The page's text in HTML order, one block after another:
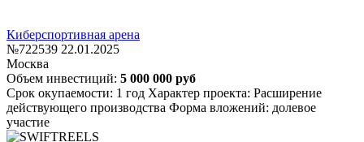
Киберспортивная арена
№722539 22.01.2025
Москва
Объем инвестиций: 5 000 000 руб
Срок окупаемости: 1 год Характер проекта: Расширение
действующего производства Форма вложений: долевое
участие